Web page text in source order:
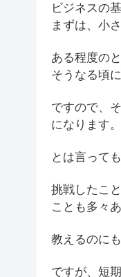
ビジネスの
まずは、小
ある程度の
そうなる頃
ですので、
になります。
とは言って
挑戦したこ
ことも多々
教えるのに
ですが、短